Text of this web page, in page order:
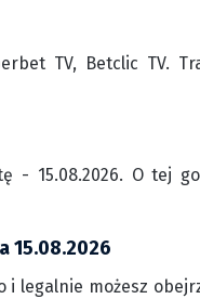
TV, Betclic TV.
- 15.08.2026. O tej
15.08.2026
i legalnie możesz